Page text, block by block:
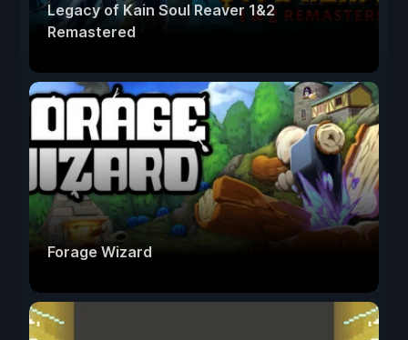
Legacy of Kain Soul Reaver 1&2
Remastered
Forage Wizard